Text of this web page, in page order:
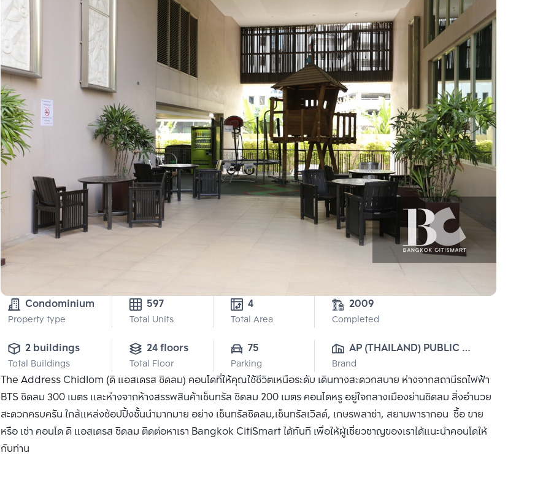
Condominium
Property type
597
Total Units
4
Total Area
2009
Completed
2 buildings
Total Buildings
24 floors
Total Floor
75
Parking
AP (THAILAND) PUBLIC
CO., LTD.
Brand
The Address Chidlom (ดิ แอสเดรส ชิดลม) คอนโดที่ให้คุณใช้ชีวิตเหนือระดับ เดินทางสะดวกสบาย ห่างจากสถานีรถไฟฟ้า
BTS ชิดลม 300 เมตร และห่างจากห้างสรรพสินค้าเซ็นทรัล ชิดลม 200 เมตร คอนโดหรู อยู่ใจกลางเมืองย่านชิดลม สิ่งอำนวย
สะดวกครบครัน ใกล้แหล่งช้อปปิ้งชั้นนำมากมาย อย่าง เซ็นทรัลชิดลม,เซ็นทรัลเวิลด์, เกษรพลาซ่า, สยามพารากอน ซื้อ ขาย
หรือ เช่า คอนโด ดิ แอสเดรส ชิดลม ติดต่อหาเรา Bangkok CitiSmart ได้ทันที เพื่อให้ผู้เชี่ยวชาญของเราได้แนะนำคอนโดให้
กับท่าน